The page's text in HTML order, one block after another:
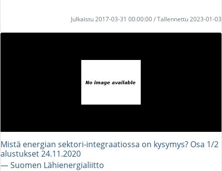
Julkaistu 2017-03-31 00:00:00 / Tallennettu 2023-01-03
Mistä energian sektori-integraatiossa on kysymys? Osa 1/2
alustukset 24.11.2020
― Suomen Lähienergialiitto